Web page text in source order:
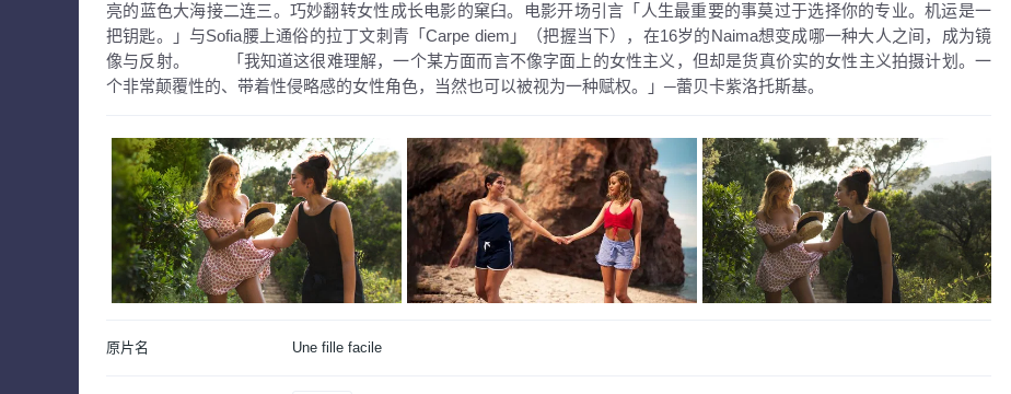
亮的蓝色大海接二连三。巧妙翻转女性成长电影的窠臼。电影开场引言「人生最重要的事莫过于选择你的专业。机运是一
把钥匙。」与Sofia腰上通俗的拉丁文刺青「Carpe diem」（把握当下），在16岁的Naima想变成哪一种大人之间，成为镜
像与反射。 「我知道这很难理解，一个某方面而言不像字面上的女性主义，但却是货真价实的女性主义拍摄计划。一
个非常颠覆性的、带着性侵略感的女性角色，当然也可以被视为一种赋权。」─蕾贝卡紫洛托斯基。
原片名 Une fille facile